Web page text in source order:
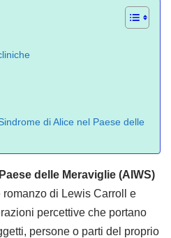
di Alice nel Paese delle
delle Meraviglie (AIWS)
di Lewis Carroll e
percettive che portano
persone o parti del proprio